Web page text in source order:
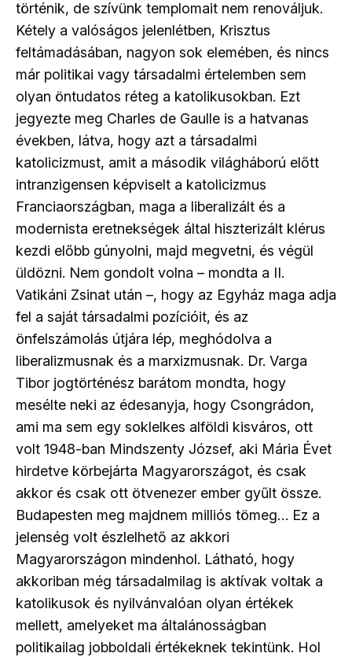
történik, de szívünk templomait nem renováljuk.
Kétely a valóságos jelenlétben, Krisztus
feltámadásában, nagyon sok elemében, és nincs
már politikai vagy társadalmi értelemben sem
olyan öntudatos réteg a katolikusokban. Ezt
jegyezte meg Charles de Gaulle is a hatvanas
években, látva, hogy azt a társadalmi
katolicizmust, amit a második világháború előtt
intranzigensen képviselt a katolicizmus
Franciaországban, maga a liberalizált és a
modernista eretnekségek által hiszterizált klérus
kezdi előbb gúnyolni, majd megvetni, és végül
üldözni. Nem gondolt volna – mondta a II.
Vatikáni Zsinat után –, hogy az Egyház maga adja
fel a saját társadalmi pozícióit, és az
önfelszámolás útjára lép, meghódolva a
liberalizmusnak és a marxizmusnak. Dr. Varga
Tibor jogtörténész barátom mondta, hogy
mesélte neki az édesanyja, hogy Csongrádon,
ami ma sem egy soklelkes alföldi kisváros, ott
volt 1948-ban Mindszenty József, aki Mária Évet
hirdetve körbejárta Magyarországot, és csak
akkor és csak ott ötvenezer ember gyűlt össze.
Budapesten meg majdnem milliós tömeg… Ez a
jelenség volt észlelhető az akkori
Magyarországon mindenhol. Látható, hogy
akkoriban még társadalmilag is aktívak voltak a
katolikusok és nyilvánvalóan olyan értékek
mellett, amelyeket ma általánosságban
politikailag jobboldali értékeknek tekintünk. Hol